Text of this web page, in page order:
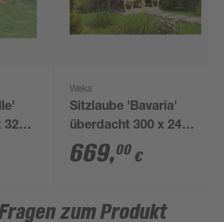
327
Weka
Sitzlaube 'Bavaria'
überdacht 300 x 246 x
203 cm
669,00 €
zum Produkt